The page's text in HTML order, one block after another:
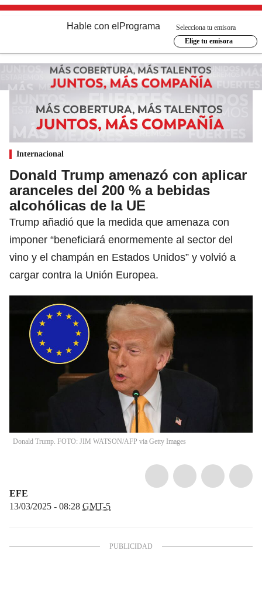
Hable con el Programa
Selecciona tu emisora
Elige tu emisora
Internacional
Donald Trump amenazó con aplicar
aranceles del 200 % a bebidas
alcohólicas de la UE
Trump añadió que la medida que amenaza con
imponer “beneficiará enormemente al sector del
vino y el champán en Estados Unidos” y volvió a
cargar contra la Unión Europea.
Donald Trump. FOTO: JIM WATSON/AFP via Getty Images
EFE
13/03/2025 - 08:28 GMT-5